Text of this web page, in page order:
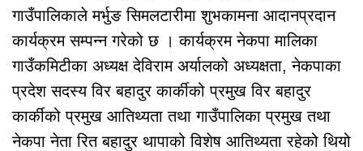
गाउँपालिकाले मर्भुङ सिमलटारीमा शुभकामना आदानप्रदान
कार्यक्रम सम्पन्न गरेको छ । कार्यक्रम नेकपा मालिका
गाउँकमिटीका अध्यक्ष देविराम अर्यालको अध्यक्षता, नेकपाका
प्रदेश सदस्य विर बहादुर कार्कीको प्रमुख विर बहादुर
कार्कीको प्रमुख आतिथ्यता तथा गाउँपालिका प्रमुख तथा
नेकपा नेता रित बहादुर थापाको विशेष आतिथ्यता रहेको थियो